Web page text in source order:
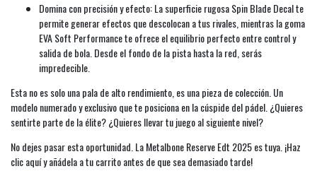
Domina con precisión y efecto: La superficie rugosa Spin Blade Decal te
permite generar efectos que descolocan a tus rivales, mientras la goma
EVA Soft Performance te ofrece el equilibrio perfecto entre control y
salida de bola. Desde el fondo de la pista hasta la red, serás
impredecible.
Esta no es solo una pala de alto rendimiento, es una pieza de colección. Un
modelo numerado y exclusivo que te posiciona en la cúspide del pádel. ¿Quieres
sentirte parte de la élite? ¿Quieres llevar tu juego al siguiente nivel?
No dejes pasar esta oportunidad. La Metalbone Reserve Edt 2025 es tuya. ¡Haz
clic aquí y añádela a tu carrito antes de que sea demasiado tarde!